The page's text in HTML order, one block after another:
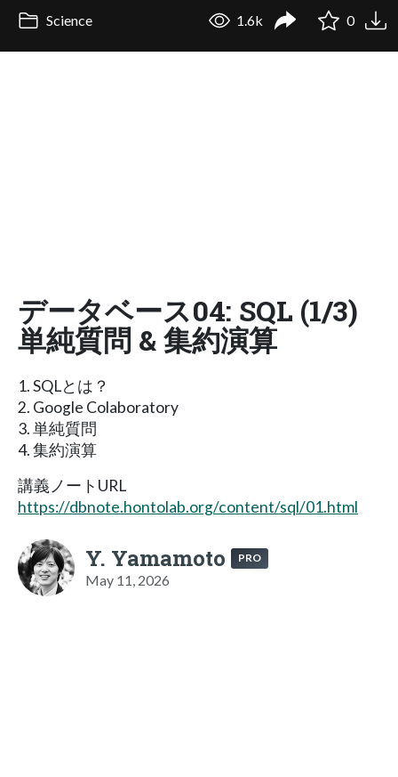
Science 1.6k 0
データベース04: SQL (1/3)
単純質問 & 集約演算
1. SQLとは？
2. Google Colaboratory
3. 単純質問
4. 集約演算
講義ノートURL
https://dbnote.hontolab.org/content/sql/01.html
Y. Yamamoto PRO
May 11, 2026